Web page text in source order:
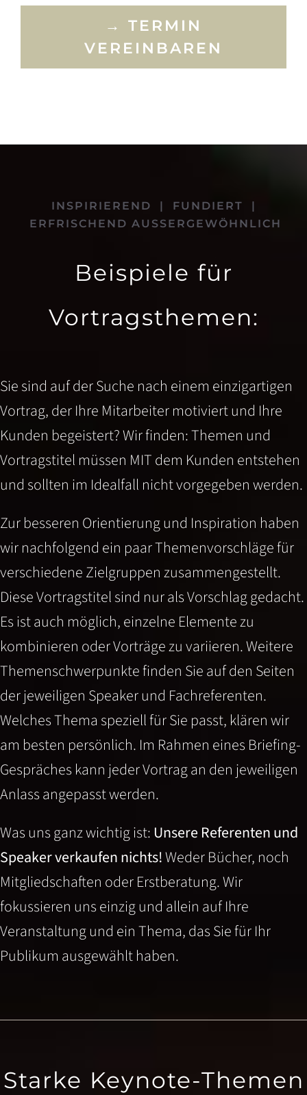
→ TERMIN
VEREINBAREN
INSPIRIEREND | FUNDIERT |
ERFRISCHEND AUSSERGEWÖHNLICH
Beispiele für
Vortragsthemen:
Sie sind auf der Suche nach einem einzigartigen
Vortrag, der Ihre Mitarbeiter motiviert und Ihre
Kunden begeistert? Wir finden: Themen und
Vortragstitel müssen MIT dem Kunden entstehen
und sollten im Idealfall nicht vorgegeben werden.
Zur besseren Orientierung und Inspiration haben
wir nachfolgend ein paar Themenvorschläge für
verschiedene Zielgruppen zusammengestellt.
Diese Vortragstitel sind nur als Vorschlag gedacht.
Es ist auch möglich, einzelne Elemente zu
kombinieren oder Vorträge zu variieren. Weitere
Themenschwerpunkte finden Sie auf den Seiten
der jeweiligen Speaker und Fachreferenten.
Welches Thema speziell für Sie passt, klären wir
am besten persönlich. Im Rahmen eines Briefing-
Gespräches kann jeder Vortrag an den jeweiligen
Anlass angepasst werden.
Was uns ganz wichtig ist:Unsere Referenten und
Speaker verkaufen nichts!Weder Bücher, noch
Mitgliedschaften oder Erstberatung. Wir
fokussieren uns einzig und allein auf Ihre
Veranstaltung und ein Thema, das Sie für Ihr
Publikum ausgewählt haben.
Starke Keynote-Themen